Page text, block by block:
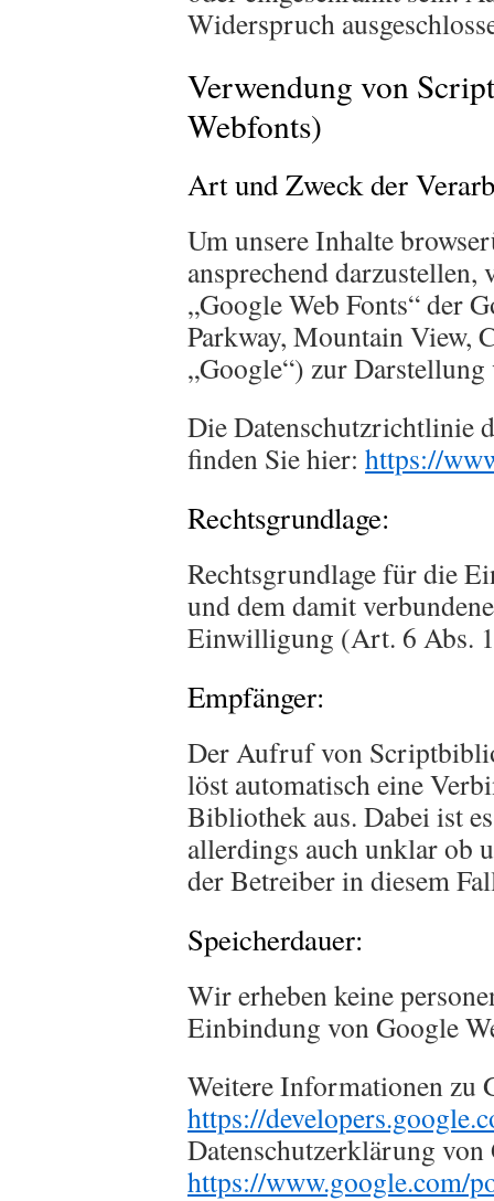
Widerspruch
Verwendung von
Webfonts)
Art und Zweck der
Um unsere Inhalte
ansprechend
„Google Web Fonts“ der
Parkway, Mountain View,
„Google“) zur
Die Datenschutzrichtlinie
finden Sie hier: https://
Rechtsgrundlage:
Rechtsgrundlage für die
und dem damit
Einwilligung (Art. 6 Abs.
Empfänger:
Der Aufruf von
löst automatisch eine
Bibliothek aus. Dabei ist
allerdings auch unklar ob
der Betreiber in diesem
Speicherdauer:
Wir erheben keine
Einbindung von Google
Weitere Informationen zu
https://
Datenschutzerklärung von
https://www.google.com/